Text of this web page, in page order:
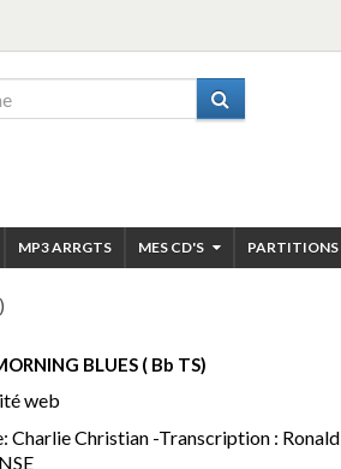
MP3 ARRGTS MES CD'S PARTITIONS
BLUES ( Bb TS)
web
Charlie Christian -Transcription : Ronald